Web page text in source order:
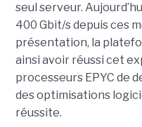
seul serveur.
400 Gbit/s depuis ces
présentation, la
ainsi avoir réussi cet
processeurs EPYC de
des optimisations
réussite.